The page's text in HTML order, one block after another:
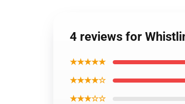
4 reviews for
★★★★★
★★★★☆
★★★☆☆